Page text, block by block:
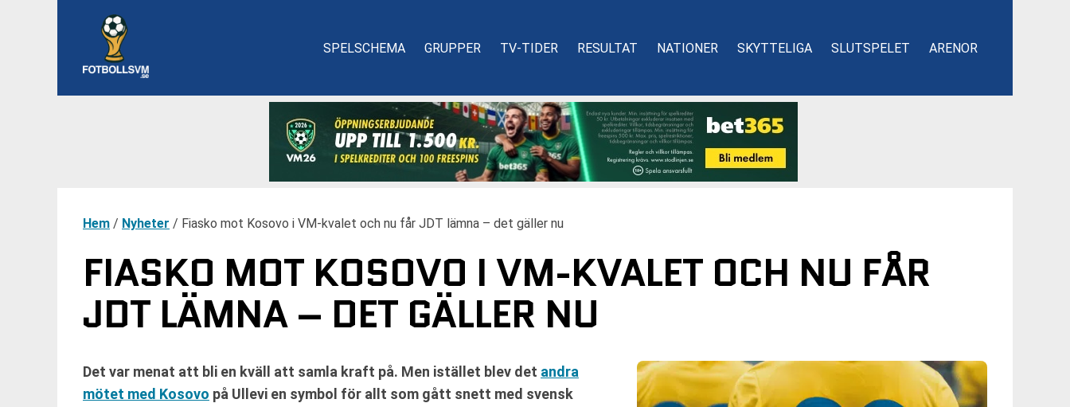
SPELSCHEMA GRUPPER TV-TIDER RESULTAT NATIONER SKYTTELIGA SLUTSPELET ARENOR
Hem / Nyheter / Fiasko mot Kosovo i VM-kvalet och nu får JDT lämna – det gäller nu
FIASKO MOT KOSOVO I VM-KVALET OCH NU FÅR
JDT LÄMNA – DET GÄLLER NU
Det var menat att bli en kväll att samla kraft på. Men istället blev det andra
mötet med Kosovo på Ullevi en symbol för allt som gått snett med svensk